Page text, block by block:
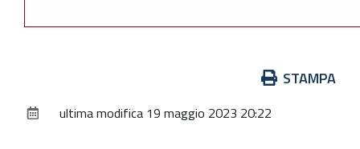
documento
STAMPA
ultima modifica 19 maggio 2023 20:22